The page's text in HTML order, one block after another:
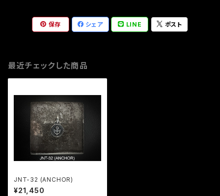
保存 シェア LINE ポスト
最近チェックした商品
JNT-32 (ANCHOR)
¥21,450